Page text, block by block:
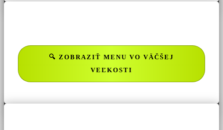
🔍 ZOBRAZIŤ MENU VO VÄČŠEJ
VEĽKOSTI